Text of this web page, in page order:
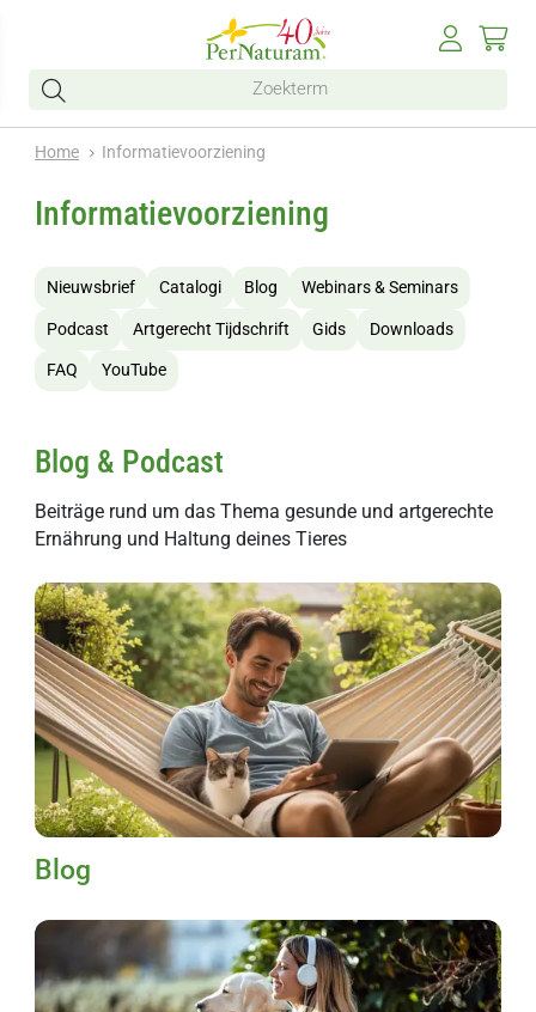
Home Informatievoorziening
Informatievoorziening
Nieuwsbrief Catalogi Blog Webinars & Seminars
Podcast Artgerecht Tijdschrift Gids Downloads
FAQ YouTube
Blog & Podcast
Beiträge rund um das Thema gesunde und artgerechte
Ernährung und Haltung deines Tieres
Blog